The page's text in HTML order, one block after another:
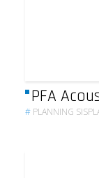
PFA
# PLANNING